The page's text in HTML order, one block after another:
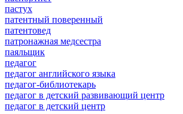
пастух
патентный поверенный
патентовед
патронажная медсестра
паяльщик
педагог
педагог английского языка
педагог-библиотекарь
педагог в детский развивающий центр
педагог в детский центр